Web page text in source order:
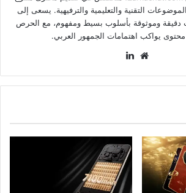
التقنية والتعليمية والترفيهية. يسعى إلى
دقيقة وموثوقة بأسلوب بسيط ومفهوم، مع الحرص
يواكب اهتمامات الجمهور العربي.
موقع